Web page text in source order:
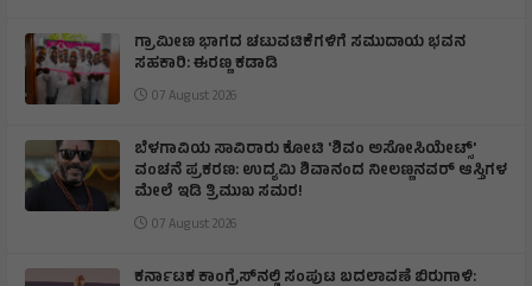
ಗ್ರಾಮೀಣ ಭಾಗದ ಚಟುವಟಿಕೆಗಳಿಗೆ ಸಮುದಾಯ ಭವನ
ಸಹಕಾರಿ: ಈರಣ್ಣ ಕಡಾಡಿ
07 August 2026
ಬೆಳಗಾವಿಯ ಸಾವಿರಾರು ಕೋಟಿ 'ಶಿವಂ ಅಸೋಸಿಯೇಟ್ಸ್'
ವಂಚನೆ ಪ್ರಕರಣ: ಉದ್ಯಮಿ ಶಿವಾನಂದ ನೀಲಣ್ಣನವರ್‌ ಆಸ್ತಿಗಳ
ಮೇಲೆ ಇಡಿ ತ್ರಿಮುಖ ಸಮರ!
07 August 2026
ಕರ್ನಾಟಕ ಕಾಂಗ್ರೆಸ್‌ನಲ್ಲಿ ಸಂಪುಟ ಬದಲಾವಣೆ ಬಿರುಗಾಳಿ: